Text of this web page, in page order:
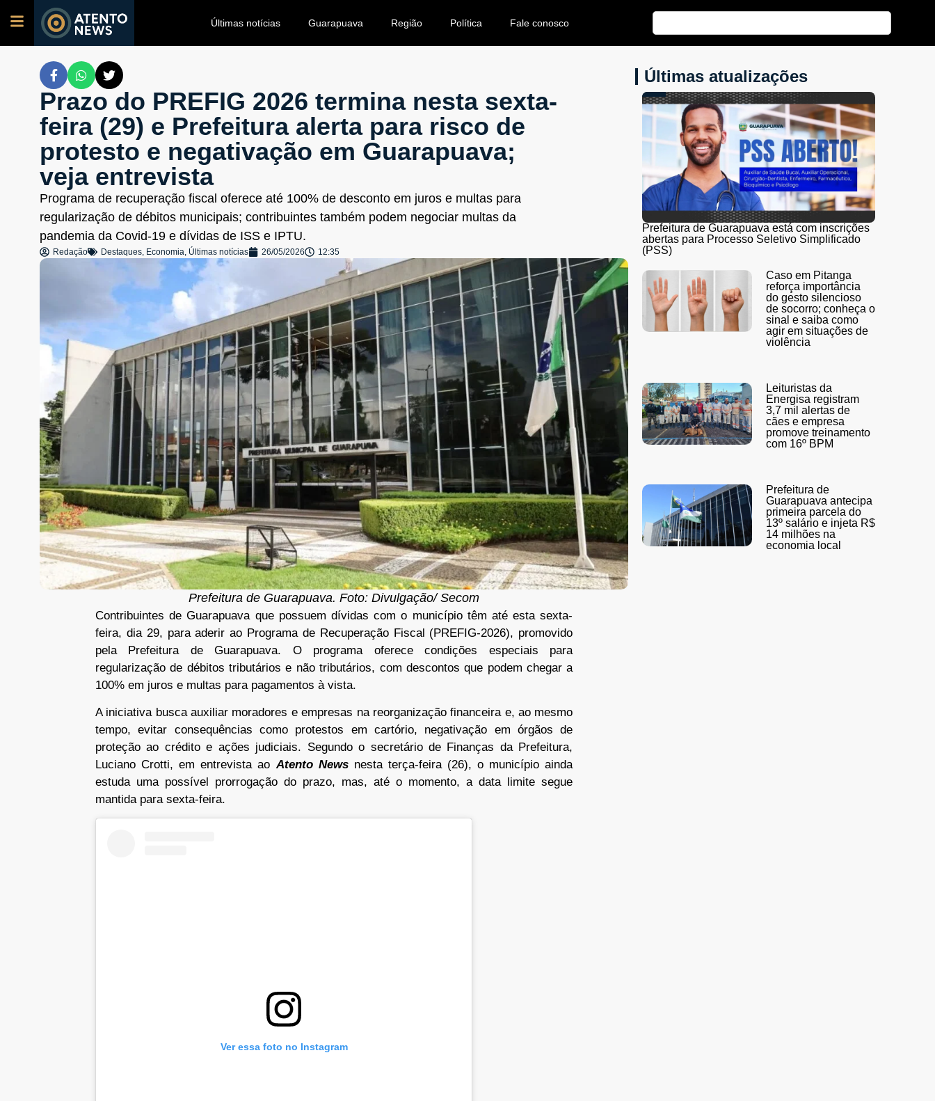
Últimas notícias Guarapuava Região Política Fale conosco
Prazo do PREFIG 2026 termina nesta sexta-
feira (29) e Prefeitura alerta para risco de
protesto e negativação em Guarapuava;
veja entrevista
Programa de recuperação fiscal oferece até 100% de desconto em juros e multas para
regularização de débitos municipais; contribuintes também podem negociar multas da
pandemia da Covid-19 e dívidas de ISS e IPTU.
Redação Destaques, Economia, Últimas notícias 26/05/2026 12:35
Prefeitura de Guarapuava. Foto: Divulgação/ Secom
Contribuintes de Guarapuava que possuem dívidas com o município têm até esta sexta-
feira, dia 29, para aderir ao Programa de Recuperação Fiscal (PREFIG-2026), promovido
pela Prefeitura de Guarapuava. O programa oferece condições especiais para
regularização de débitos tributários e não tributários, com descontos que podem chegar a
100% em juros e multas para pagamentos à vista.
A iniciativa busca auxiliar moradores e empresas na reorganização financeira e, ao mesmo
tempo, evitar consequências como protestos em cartório, negativação em órgãos de
proteção ao crédito e ações judiciais. Segundo o secretário de Finanças da Prefeitura,
Luciano Crotti, em entrevista aoAtento Newsnesta terça-feira (26), o município ainda
estuda uma possível prorrogação do prazo, mas, até o momento, a data limite segue
mantida para sexta-feira.
Ver essa foto no Instagram
Últimas atualizações
Prefeitura de Guarapuava está com inscrições
abertas para Processo Seletivo Simplificado
(PSS)
Caso em Pitanga
reforça importância
do gesto silencioso
de socorro; conheça o
sinal e saiba como
agir em situações de
violência
Leituristas da
Energisa registram
3,7 mil alertas de
cães e empresa
promove treinamento
com 16º BPM
Prefeitura de
Guarapuava antecipa
primeira parcela do
13º salário e injeta R$
14 milhões na
economia local